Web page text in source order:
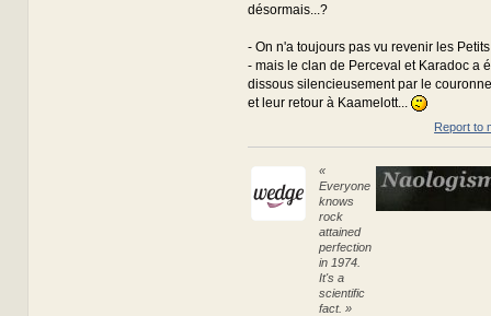
désormais...?
- On n'a toujours pas vu revenir les
- mais le clan de Perceval et Karadoc a
dissous silencieusement par le
et leur retour à Kaamelott...
Report to
«
Everyone
knows
rock
attained
perfection
in 1974.
It's a
scientific
fact. »